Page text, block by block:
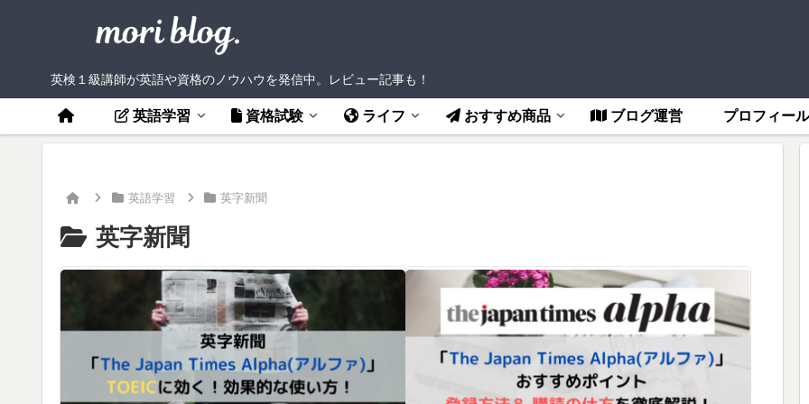
英検１級講師が英語や資格のノウハウを発信中。レビュー記事も！
英語学習 資格試験 ライフ おすすめ商品 ブログ運営 プロフィー
英語学習 英字新聞
英字新聞